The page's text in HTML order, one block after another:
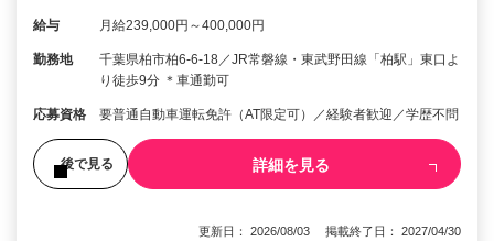
給与 月給239,000円～400,000円
勤務地
千葉県柏市柏6-6-18／JR常磐線・東武野田線「柏駅」東口よ
り徒歩9分 ＊車通勤可
応募資格 要普通自動車運転免許（AT限定可）／経験者歓迎／学歴不問
後で見る 詳細を見る
更新日： 2026/08/03 掲載終了日： 2027/04/30